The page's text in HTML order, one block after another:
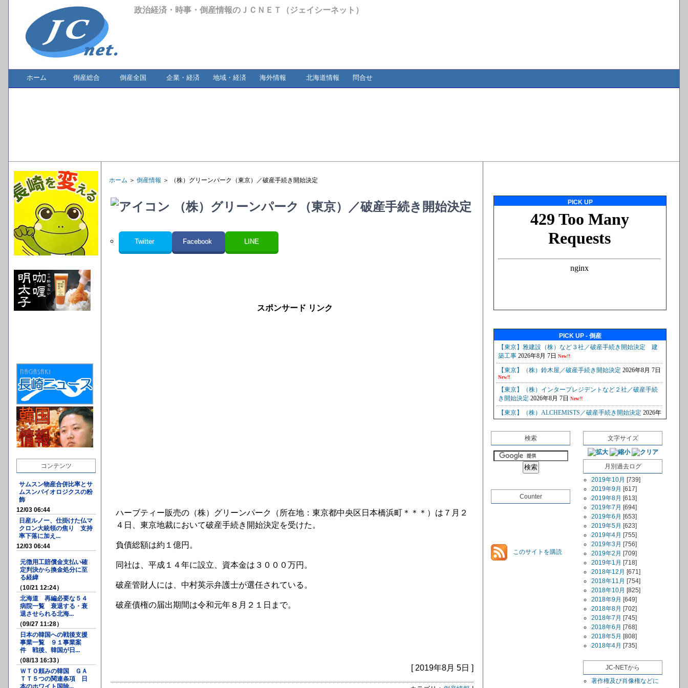
政治経済・時事・倒産情報のＪＣＮＥＴ（ジェイシーネット）
ホーム 倒産総合 倒産全国 企業・経済 地域・経済 海外情報 北海道情報 問合せ
コンテンツ
サムスン物産合併比率とサ
ムスンバイオロジクスの粉
飾
12/03 06:44
日産ルノー、仕掛けた仏マ
クロン大統領の焦り 支持
率下落に加え...
12/03 06:44
元徴用工賠償金支払い確
定判決から換金処分に至
る経緯
（10/21 12:24）
北海道 再編必要な５４
病院一覧 衰退する・衰
退させられる北海...
（09/27 11:28）
日本の韓国への戦後支援
事業一覧 ９１事業案
件 戦後、韓国が日...
（08/13 16:33）
ＷＴＯ頼みの韓国 ＧＡ
ＴＴ５つの関連条項 日
本のホワイト国除...
ホーム ＞ 倒産情報 ＞ （株）グリーンパーク（東京）／破産手続き開始決定
（株）グリーンパーク（東京）／破産手続き開始決定
Twitter Facebook LINE
スポンサード リンク
ハーブティー販売の（株）グリーンパーク（所在地：東京都中央区日本橋浜町＊＊＊）は７月２
４日、東京地裁において破産手続き開始決定を受けた。
負債総額は約１億円。
同社は、平成１４年に設立、資本金は３０００万円。
破産管財人には、中村英示弁護士が選任されている。
破産債権の届出期間は令和元年８月２１日まで。
[ 2019年8月 5日 ]
PICK UP
PICK UP - 倒産
検索
Counter
このサイトを購読
文字サイズ
月別過去ログ
2019年10月 [739]
2019年9月 [617]
2019年8月 [613]
2019年7月 [694]
2019年6月 [653]
2019年5月 [623]
2019年4月 [755]
2019年3月 [756]
2019年2月 [709]
2019年1月 [718]
2018年12月 [671]
2018年11月 [754]
2018年10月 [825]
2018年9月 [649]
2018年8月 [702]
2018年7月 [745]
2018年6月 [768]
2018年5月 [808]
2018年4月 [735]
JC-NETから
著作権及び肖像権などに